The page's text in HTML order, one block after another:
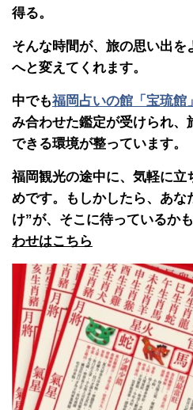
得る。
そんな時間が、旅の思い出を
へと変えてくれます。
中でも福岡占いの館「宝琉館」
み合わせた鑑定が受けられ、
できる環境が整っています。
福岡観光の途中に、気軽に立
めです。もしかしたら、あな
け”が、そこに待っているか
わせはこちら